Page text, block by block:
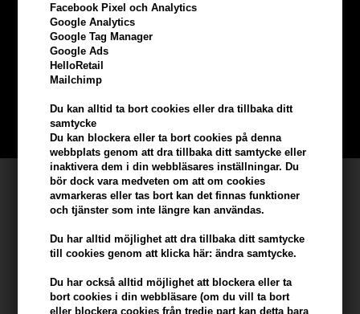
Facebook Pixel och Analytics
Google Analytics
Google Tag Manager
Google Ads
HelloRetail
Mailchimp
Du kan alltid ta bort cookies eller dra tillbaka ditt
samtycke
Du kan blockera eller ta bort cookies på denna
webbplats genom att dra tillbaka ditt samtycke eller
inaktivera dem i din webbläsares inställningar. Du
bör dock vara medveten om att om cookies
avmarkeras eller tas bort kan det finnas funktioner
och tjänster som inte längre kan användas.
Du har alltid möjlighet att dra tillbaka ditt samtycke
till cookies genom att klicka här: ändra samtycke.
Du har också alltid möjlighet att blockera eller ta
bort cookies i din webbläsare (om du vill ta bort
eller blockera cookies från tredje part kan detta bara
Tjäna5% bonus
beställning
BLI EN GRATIS MEDLEM HÄR
Kundservice
Hair247
Frisenborgvej 6A
DK-7800 Skive
info@hair247.se